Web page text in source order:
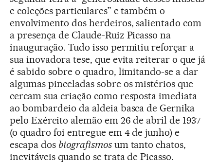
e coleções particulares” e também o
envolvimento dos herdeiros, salientado com
a presença de Claude-Ruiz Picasso na
inauguração. Tudo isso permitiu reforçar a
sua inovadora tese, que evita reiterar o que já
é sabido sobre o quadro, limitando-se a dar
algumas pinceladas sobre os mistérios que
cercam sua criação como resposta imediata
ao bombardeio da aldeia basca de Gernika
pelo Exército alemão em 26 de abril de 1937
(o quadro foi entregue em 4 de junho) e
escapa dos biografismosum tanto chatos,
inevitáveis quando se trata de Picasso.